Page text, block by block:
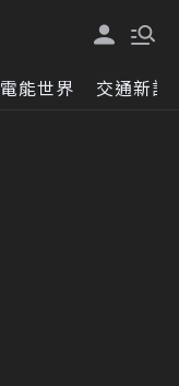
電能世界 交通新訊